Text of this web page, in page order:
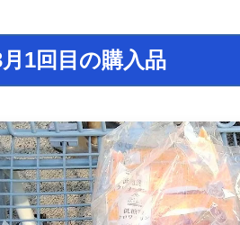
1回目の購入品